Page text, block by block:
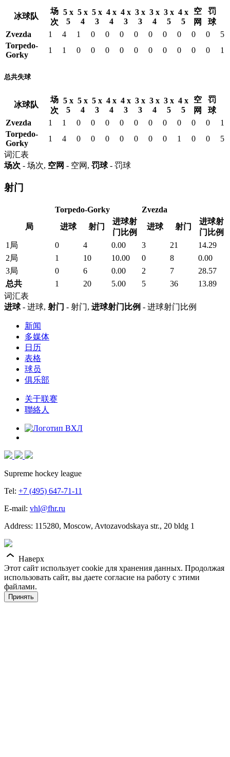
冰球队
场
次
5 x
5
5 x
4
5 x
3
4 x
4
4 x
3
3 x
3
3 x
4
3 x
5
4 x
5
空
网
罚
球
Zvezda
1 4 1 0 0 0 0 0 0 0 0 0
5
Torpedo-
Gorky
1 1 0 0 0 0 0 0 0 0 0 0 1
总共失球
冰球队
场
次
5 x
5
5 x
4
5 x
3
4 x
4
4 x
3
3 x
3
3 x
4
3 x
5
4 x
5
空
网
罚
球
Zvezda
1 1 0 0 0 0 0 0 0 0 0 0
1
Torpedo-
Gorky
1 4 0 0 0 0 0 0 0 1 0 0
5
词汇表
场次 - 场次, 空网 - 空网, 罚球- 罚球
射门
Torpedo-Gorky
Zvezda
局
进球 射门
进球射
门比例
进球 射门
进球射
门比例
1局
0 4 0.00 3 21
14.29
2局
1 10 10.00 0 8
0.00
3局
0 6 0.00 2 7
28.57
总共
1 20 5.00 5 36
13.89
词汇表
进球- 进球, 射门 - 射门, 进球射门比例 - 进球射门比例
新闻
多媒体
日历
表格
球员
俱乐部
关于联赛
聯絡人
Supreme hockey league
Tel: +7 (495) 647-71-11
E-mail: vhl@fhr.ru
Address: 115280, Moscow, Avtozavodskaya str., 20 bldg 1
Наверх
Этот сайт использует cookie для хранения данных. Продолжая
использовать сайт, вы даете согласие на работу с этими
файлами.
Принять